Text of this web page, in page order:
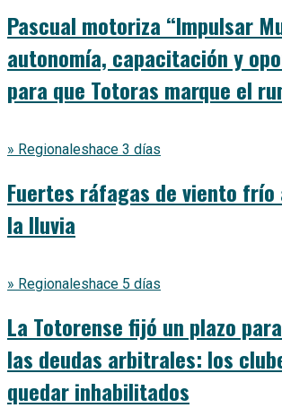
Pascual motoriza “Impulsar
autonomía, capacitación y
para que Totoras marque el
» Regionaleshace 3 días
Fuertes ráfagas de viento
la lluvia
» Regionaleshace 5 días
La Totorense fijó un plazo
las deudas arbitrales: los
quedar inhabilitados